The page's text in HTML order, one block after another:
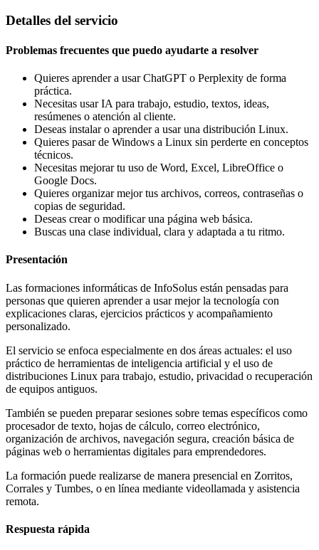
Detalles del servicio
Problemas frecuentes que puedo ayudarte a resolver
Quieres aprender a usar ChatGPT o Perplexity de forma
práctica.
Necesitas usar IA para trabajo, estudio, textos, ideas,
resúmenes o atención al cliente.
Deseas instalar o aprender a usar una distribución Linux.
Quieres pasar de Windows a Linux sin perderte en conceptos
técnicos.
Necesitas mejorar tu uso de Word, Excel, LibreOffice o
Google Docs.
Quieres organizar mejor tus archivos, correos, contraseñas o
copias de seguridad.
Deseas crear o modificar una página web básica.
Buscas una clase individual, clara y adaptada a tu ritmo.
Presentación
Las formaciones informáticas de InfoSolus están pensadas para
personas que quieren aprender a usar mejor la tecnología con
explicaciones claras, ejercicios prácticos y acompañamiento
personalizado.
El servicio se enfoca especialmente en dos áreas actuales: el uso
práctico de herramientas de inteligencia artificial y el uso de
distribuciones Linux para trabajo, estudio, privacidad o recuperación
de equipos antiguos.
También se pueden preparar sesiones sobre temas específicos como
procesador de texto, hojas de cálculo, correo electrónico,
organización de archivos, navegación segura, creación básica de
páginas web o herramientas digitales para emprendedores.
La formación puede realizarse de manera presencial en Zorritos,
Corrales y Tumbes, o en línea mediante videollamada y asistencia
remota.
Respuesta rápida